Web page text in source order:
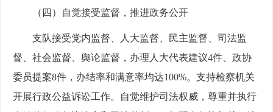
（四）自觉接受监督，推进政务公开
支队接受党内监督、人大监督、民主监督、司法监
督、社会监督、舆论监督，办理人大代表建议4件、政协
委员提案8件，办结率和满意率均达100%。支持检察机关
开展行政公益诉讼工作。自觉维护司法权威，尊重并执行